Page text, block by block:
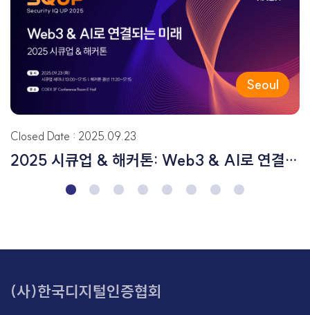
Closed Date : 2025.09.23
2025 시큐업 & 해커톤: Web3 & AI로 연결되는 미래
Seoul
(사)한국디지털인증협회